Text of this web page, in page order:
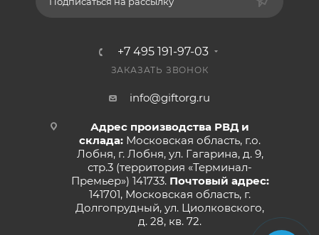
+7 495 191-97-03
ЗАКАЗАТЬ ЗВОНОК
info@giftorg.ru
Адрес производства РВД и
склада: Московская область, г.о.
Лобня, г. Лобня, ул. Гагарина, д. 9,
стр.3 (территория «Терминал-
Премьер») 141733. Почтовый адрес:
141701, Московская область, г.
Долгопрудный, ул. Циолковского,
д. 28, кв. 72.